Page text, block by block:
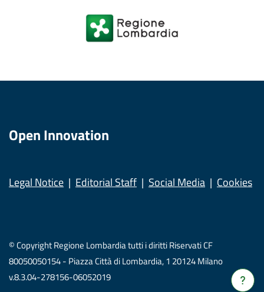
Verrà
Open Innovation
Legal Notice Editorial Staff Social Media Cookies
© Copyright Regione Lombardia tutti i diritti Riservati CF
80050050154 - Piazza Città di Lombardia, 1 20124 Milano
v.8.3.04-278156-06052019